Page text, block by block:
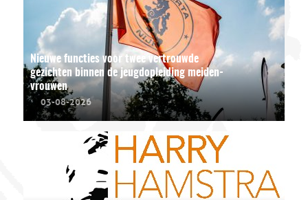
Nieuwe functies voor twee vertrouwde
gezichten binnen de jeugdopleiding meiden-
vrouwen
03-08-2026